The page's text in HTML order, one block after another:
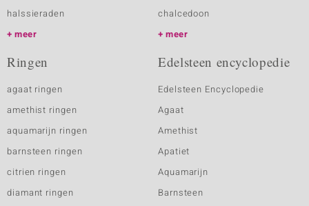
halssieraden
meer
chalcedoon
meer
Ringen
agaat ringen
amethist ringen
aquamarijn ringen
barnsteen ringen
citrien ringen
diamant ringen
Edelsteen encyclopedie
Edelsteen Encyclopedie
Agaat
Amethist
Apatiet
Aquamarijn
Barnsteen